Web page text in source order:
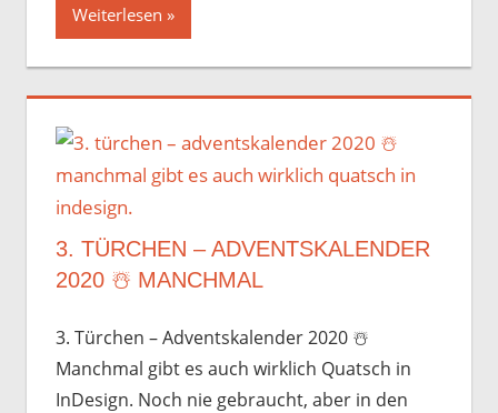
Weiterlesen
3. TÜRCHEN – ADVENTSKALENDER
2020 ☃️️ MANCHMAL
3. Türchen – Adventskalender 2020 ☃️️
Manchmal gibt es auch wirklich Quatsch in
InDesign. Noch nie gebraucht, aber in den